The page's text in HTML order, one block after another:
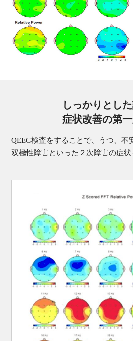
しっかりとし
症状改善の第
QEEG検査をすることで、うつ、不
双極性障害といった２次障害の症状